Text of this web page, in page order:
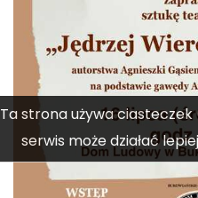
Ta strona używa
serwis może działać